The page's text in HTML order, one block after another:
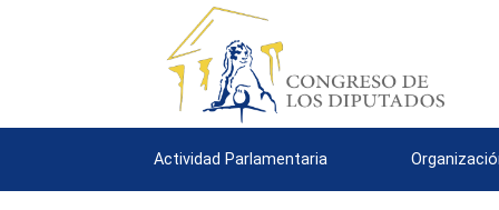
Actividad Parlamentaria